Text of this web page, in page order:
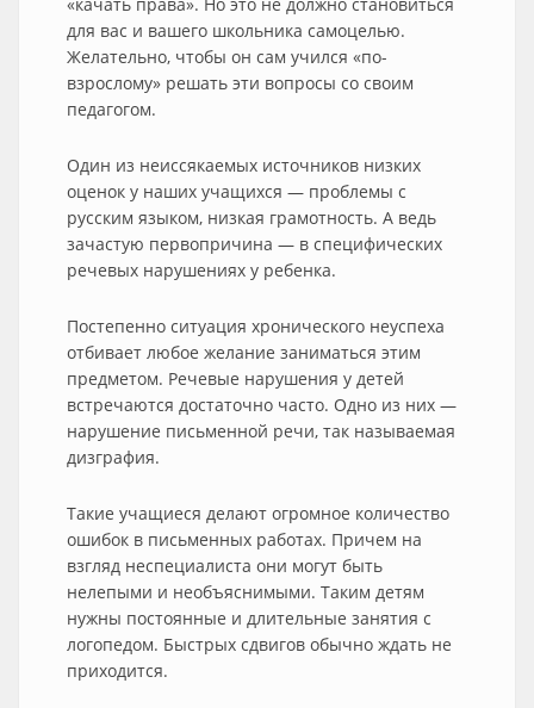
для вас и вашего школьника самоцелью.
Желательно, чтобы он сам учился «по-
взрослому» решать эти вопросы со своим
педагогом.
Один из неиссякаемых источников низких
оценок у наших учащихся — проблемы с
русским языком, низкая грамотность. А ведь
зачастую первопричина — в специфических
речевых нарушениях у ребенка.
Постепенно ситуация хронического неуспеха
отбивает любое желание заниматься этим
предметом. Речевые нарушения у детей
встречаются достаточно часто. Одно из них —
нарушение письменной речи, так называемая
дизграфия.
Такие учащиеся делают огромное количество
ошибок в письменных работах. Причем на
взгляд неспециалиста они могут быть
нелепыми и необъяснимыми. Таким детям
нужны постоянные и длительные занятия с
логопедом. Быстрых сдвигов обычно ждать не
приходится.